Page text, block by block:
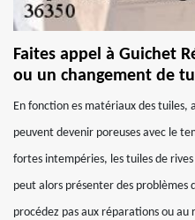
Faites appel à Guichet
ou un changement de
En fonction es matériaux des
peuvent devenir poreuses avec le
fortes intempéries, les tuiles de
peut alors présenter des problèmes
procédez pas aux réparations ou